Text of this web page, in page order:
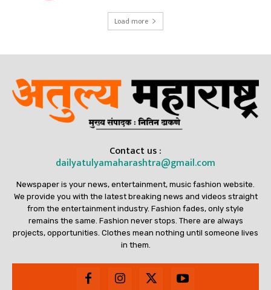
Load more
Contact us :
dailyatulyamaharashtra@gmail.com
Newspaper is your news, entertainment, music fashion website.
We provide you with the latest breaking news and videos straight
from the entertainment industry. Fashion fades, only style
remains the same. Fashion never stops. There are always
projects, opportunities. Clothes mean nothing until someone lives
in them.